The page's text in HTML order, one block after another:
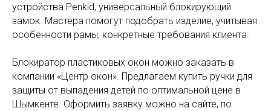
устройства Penkid, универсальный блокирующий
замок. Мастера помогут подобрать изделие, учитывая
особенности рамы, конкретные требования клиента.
Блокиратор пластиковых окон можно заказать в
компании «Центр окон». Предлагаем купить ручки для
защиты от выпадения детей по оптимальной цене в
Шымкенте. Оформить заявку можно на сайте, по